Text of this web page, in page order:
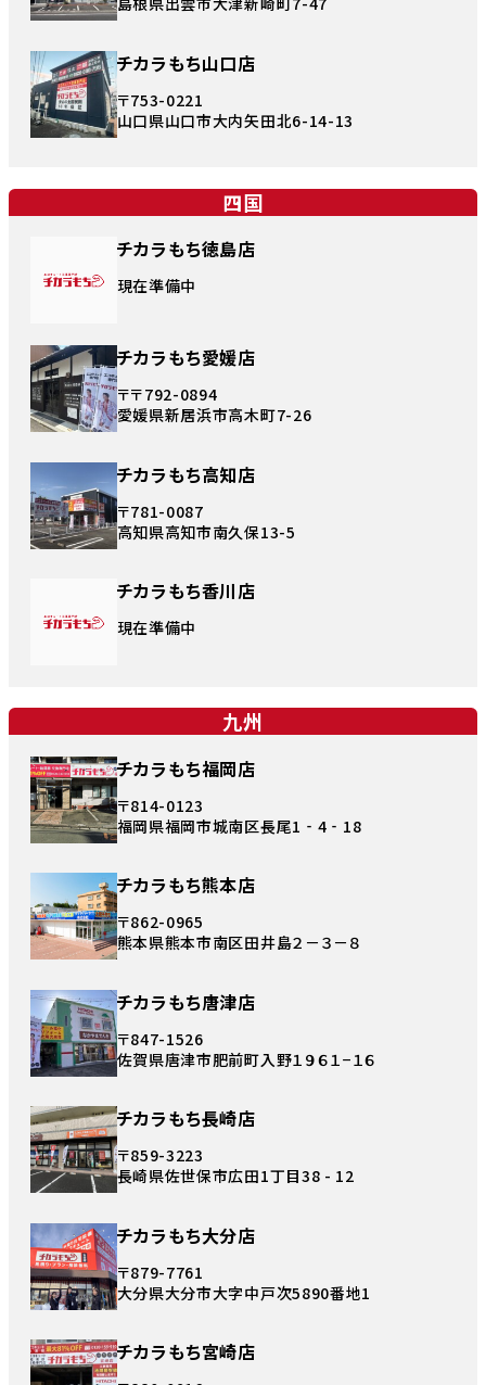
チカラもち山口店
〒753-0221
山口県山口市大内矢田北6-14-13
四国
チカラもち徳島店
現在準備中
チカラもち愛媛店
〒〒792-0894
愛媛県新居浜市高木町7-26
チカラもち高知店
〒781-0087
高知県高知市南久保13-5
チカラもち香川店
現在準備中
九州
チカラもち福岡店
〒814-0123
福岡県福岡市城南区長尾1‐4‐18
チカラもち熊本店
〒862-0965
熊本県熊本市南区田井島２－３－８
チカラもち唐津店
〒847-1526
佐賀県唐津市肥前町入野１９６１−１６
チカラもち長崎店
〒859-3223
長崎県佐世保市広田1丁目38 - 12
チカラもち大分店
〒879-7761
大分県大分市大字中戸次5890番地1
チカラもち宮崎店